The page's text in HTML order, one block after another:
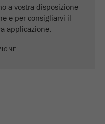
a vostra disposizione
e per consigliarvi il
applicazione.